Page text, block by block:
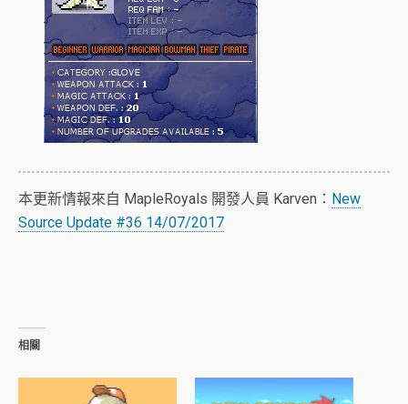
本更新情報來自 MapleRoyals 開發人員 Karven： New
Source Update #36 14/07/2017
相關